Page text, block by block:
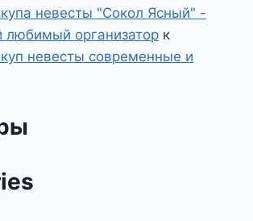
невесты "Сокол Ясный" -
любимый организатор к
невесты современные и